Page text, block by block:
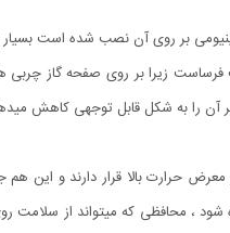
بر روی آن نصب شده است بسیار
زیرا بر روی صفحه گاز چربی
کاهش میدهد ، با کمترین هزینه و خرید یک پک 10 عددی محافظ
حرارت بالا قرار دارند و این
شود ، محافظی که میتواند از سلامت